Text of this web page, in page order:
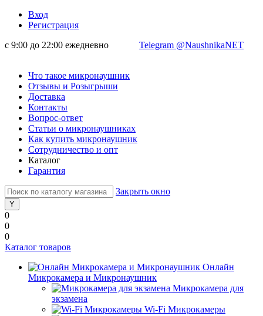
Вход
Регистрация
с 9:00 до 22:00 ежедневно
Telegram @NaushnikaNET
Что такое микронаушник
Отзывы и Розыгрыши
Доставка
Контакты
Вопрос-ответ
Статьи о микронаушниках
Как купить микронаушник
Сотрудничество и опт
Каталог
Гарантия
Закрыть окно
0
0
0
Каталог товаров
Онлайн
Микрокамера и Микронаушник
Микрокамера для
экзамена
Wi-Fi Микрокамеры